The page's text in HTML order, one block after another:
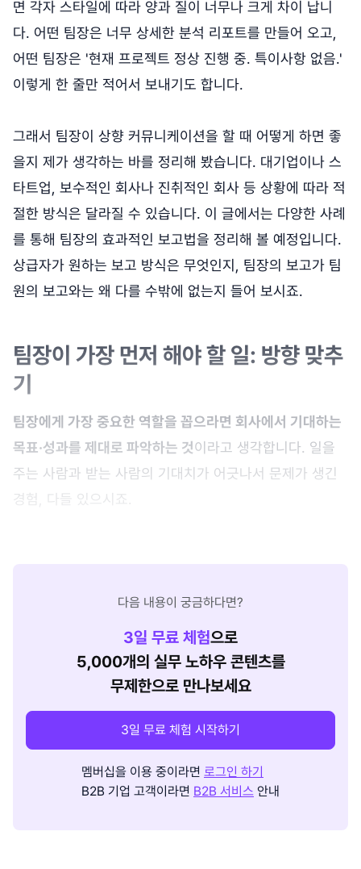
면 각자 스타일에 따라 양과 질이 너무나 크게 차이 납니
다. 어떤 팀장은 너무 상세한 분석 리포트를 만들어 오고,
어떤 팀장은 '현재 프로젝트 정상 진행 중. 특이사항 없음.'
이렇게 한 줄만 적어서 보내기도 합니다.
그래서 팀장이 상향 커뮤니케이션을 할 때 어떻게 하면 좋
을지 제가 생각하는 바를 정리해 봤습니다. 대기업이나 스
타트업, 보수적인 회사나 진취적인 회사 등 상황에 따라 적
절한 방식은 달라질 수 있습니다. 이 글에서는 다양한 사례
를 통해 팀장의 효과적인 보고법을 정리해 볼 예정입니다.
상급자가 원하는 보고 방식은 무엇인지, 팀장의 보고가 팀
원의 보고와는 왜 다를 수밖에 없는지 들어 보시죠.
팀장이 가장 먼저 해야 할 일: 방향 맞추
기
팀장에게 가장 중요한 역할을 꼽으라면 회사에서 기대하는
목표·성과를 제대로 파악하는 것이라고 생각합니다. 일을
주는 사람과 받는 사람의 기대치가 어긋나서 문제가 생긴
경험, 다들 있으시죠.
다음 내용이 궁금하다면?
3일 무료 체험으로
5,000개의 실무 노하우 콘텐츠를
무제한으로 만나보세요
3일 무료 체험 시작하기
멤버십을 이용 중이라면 로그인 하기
B2B 기업 고객이라면 B2B 서비스 안내